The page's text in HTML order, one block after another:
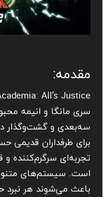
مقدمه:
سه‌بعدی و گشت‌وگذار
برای طرفداران
تجربه‌ای سرگرم‌کننده و
است. سیستم‌های
باعث می‌شوند هر نبرد